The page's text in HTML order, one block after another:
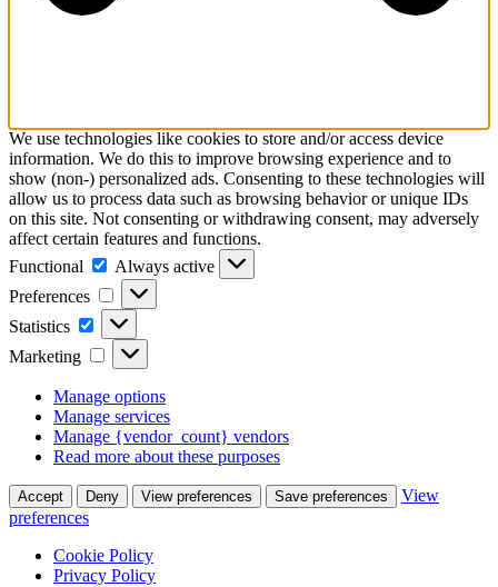
We use technologies like cookies to store and/or access device
information. We do this to improve browsing experience and to
show (non-) personalized ads. Consenting to these technologies will
allow us to process data such as browsing behavior or unique IDs
on this site. Not consenting or withdrawing consent, may adversely
affect certain features and functions.
Functional
Functional
Always active
Preferences
Preferences
Statistics Statistics
Marketing Marketing
Manage options
Manage services
Manage {vendor_count} vendors
Read more about these purposes
Accept Deny View preferences Save preferences
View
preferences
Cookie Policy
Privacy Policy